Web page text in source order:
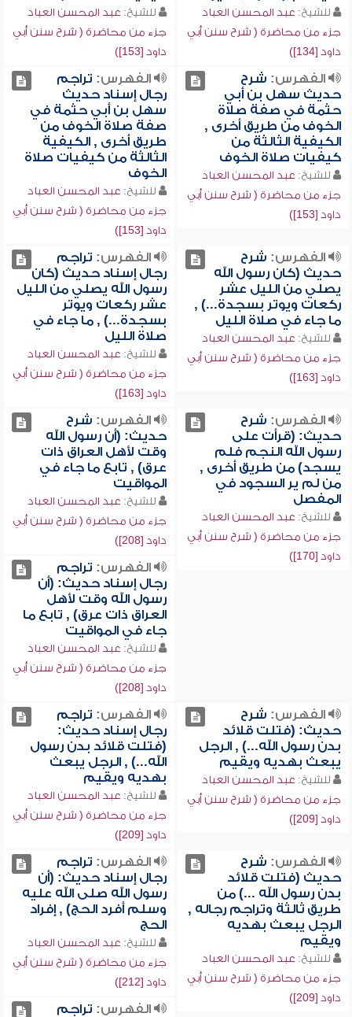
للشيخ: عبد المحسن العباد
جزء من محاضرة ( شرح سنن أبي
داود [134])
للشيخ: عبد المحسن العباد
جزء من محاضرة ( شرح سنن أبي
داود [153])
الفهرس: شرح
حديث سهل بن أبي
حثمة في صفة صلاة
الخوف من طريق أخرى ,
الكيفية الثالثة من
كيفيات صلاة الخوف
للشيخ: عبد المحسن العباد
جزء من محاضرة ( شرح سنن أبي
داود [153])
الفهرس: تراجم
رجال إسناد حديث
سهل بن أبي حثمة في
صفة صلاة الخوف من
طريق أخرى , الكيفية
الثالثة من كيفيات صلاة
الخوف
للشيخ: عبد المحسن العباد
جزء من محاضرة ( شرح سنن أبي
داود [153])
الفهرس: شرح
حديث (كان رسول الله
يصلي من الليل عشر
ركعات ويوتر بسجدة...) ,
ما جاء في صلاة الليل
للشيخ: عبد المحسن العباد
جزء من محاضرة ( شرح سنن أبي
داود [163])
الفهرس: تراجم
رجال إسناد حديث (كان
رسول الله يصلي من الليل
عشر ركعات ويوتر
بسجدة...) , ما جاء في
صلاة الليل
للشيخ: عبد المحسن العباد
جزء من محاضرة ( شرح سنن أبي
داود [163])
الفهرس: شرح
حديث: (قرأت على
رسول الله النجم فلم
يسجد) من طريق أخرى ,
من لم ير السجود في
المفصل
للشيخ: عبد المحسن العباد
جزء من محاضرة ( شرح سنن أبي
داود [170])
الفهرس: شرح
حديث: (أن رسول الله
وقت لأهل العراق ذات
عرق) , تابع ما جاء في
المواقيت
للشيخ: عبد المحسن العباد
جزء من محاضرة ( شرح سنن أبي
داود [208])
الفهرس: تراجم
رجال إسناد حديث: (أن
رسول الله وقت لأهل
العراق ذات عرق) , تابع ما
جاء في المواقيت
للشيخ: عبد المحسن العباد
جزء من محاضرة ( شرح سنن أبي
داود [208])
الفهرس: شرح
حديث: (فتلت قلائد
بدن رسول الله...) , الرجل
يبعث بهديه ويقيم
للشيخ: عبد المحسن العباد
جزء من محاضرة ( شرح سنن أبي
داود [209])
الفهرس: تراجم
رجال إسناد حديث:
(فتلت قلائد بدن رسول
الله...) , الرجل يبعث
بهديه ويقيم
للشيخ: عبد المحسن العباد
جزء من محاضرة ( شرح سنن أبي
داود [209])
الفهرس: شرح
حديث (فتلت قلائد
بدن رسول الله ...) من
طريق ثالثة وتراجم رجاله ,
الرجل يبعث بهديه
ويقيم
للشيخ: عبد المحسن العباد
جزء من محاضرة ( شرح سنن أبي
داود [209])
الفهرس: تراجم
رجال إسناد حديث: (أن
رسول الله صلى الله عليه
وسلم أفرد الحج) , إفراد
الحج
للشيخ: عبد المحسن العباد
جزء من محاضرة ( شرح سنن أبي
داود [212])
الفهرس: تراجم